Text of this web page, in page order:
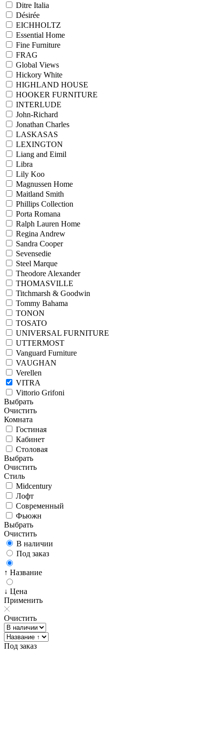
Ditre Italia
Désirée
EICHHOLTZ
Essential Home
Fine Furniture
FRAG
Global Views
Hickory White
HIGHLAND HOUSE
HOOKER FURNITURE
INTERLUDE
John-Richard
Jonathan Charles
LASKASAS
LEXINGTON
Liang and Eimil
Libra
Lily Koo
Magnussen Home
Maitland Smith
Phillips Collection
Porta Romana
Ralph Lauren Home
Regina Andrew
Sandra Cooper
Sevensedie
Steel Marque
Theodore Alexander
THOMASVILLE
Titchmarsh & Goodwin
Tommy Bahama
TONON
TOSATO
UNIVERSAL FURNITURE
UTTERMOST
Vanguard Furniture
VAUGHAN
Verellen
VITRA
Vittorio Grifoni
Выбрать
Очистить
Комната
Гостиная
Кабинет
Столовая
Выбрать
Очистить
Стиль
Midcentury
Лофт
Современный
Фьюжн
Выбрать
Очистить
В наличии
Под заказ
↑ Название
↓ Цена
Применить
Очистить
Под заказ